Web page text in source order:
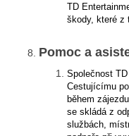
TD
škody, které z
Pomoc a
Společnost
Cestujícímu
během
se skládá z
službách,